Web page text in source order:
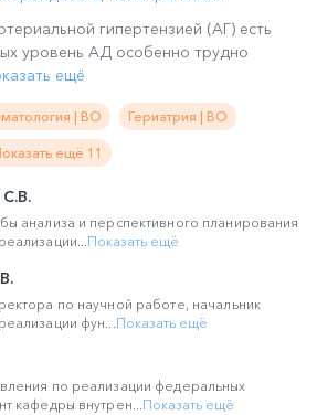
гипертензией (АГ) есть
уровень АД особенно трудно
ещё
| ВО Гериатрия | ВО
ещё 11
анализа и перспективного планирования
Показать ещё
по научной работе, начальник
фун...Показать ещё
по реализации федеральных
кафедры внутрен...Показать ещё